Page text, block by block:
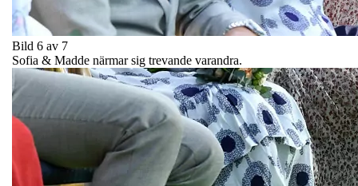
Bild 6 av 7
Sofia & Madde närmar sig trevande varandra.